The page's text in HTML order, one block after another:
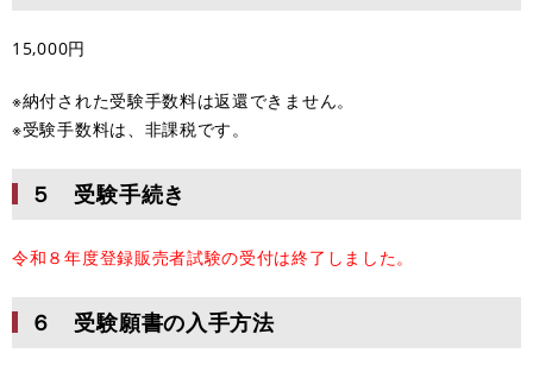
15,000円
※納付された受験手数料は返還できません。
※受験手数料は、非課税です。
５ 受験手続き
令和８年度登録販売者試験の受付は終了しました。
６ 受験願書の入手方法